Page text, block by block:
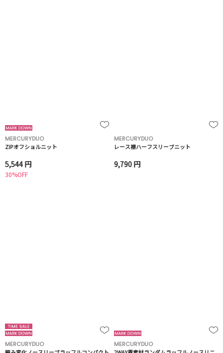
MERCURYDUO
ZIPオフショルニット
5,544 円
30%OFF
MERCURYDUO
レース襟ハーフスリーブニット
9,790 円
MERCURYDUO
MERCURYDUO